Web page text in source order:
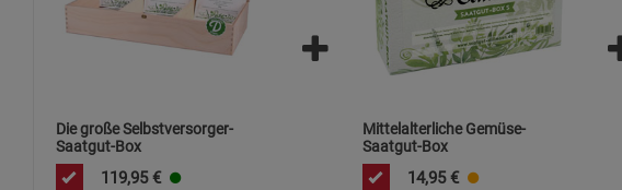
Die große Selbstversorger-
Saatgut-Box
119,95 €
Mittelalterliche Gemüse-
Saatgut-Box
14,95 €